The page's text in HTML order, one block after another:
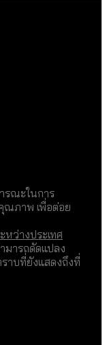
รณะในการ
ณภาพ เพื่อต่อย
ว่างประเทศ
มารถดัดแปลง
าบที่ยังแสดงถึงที่